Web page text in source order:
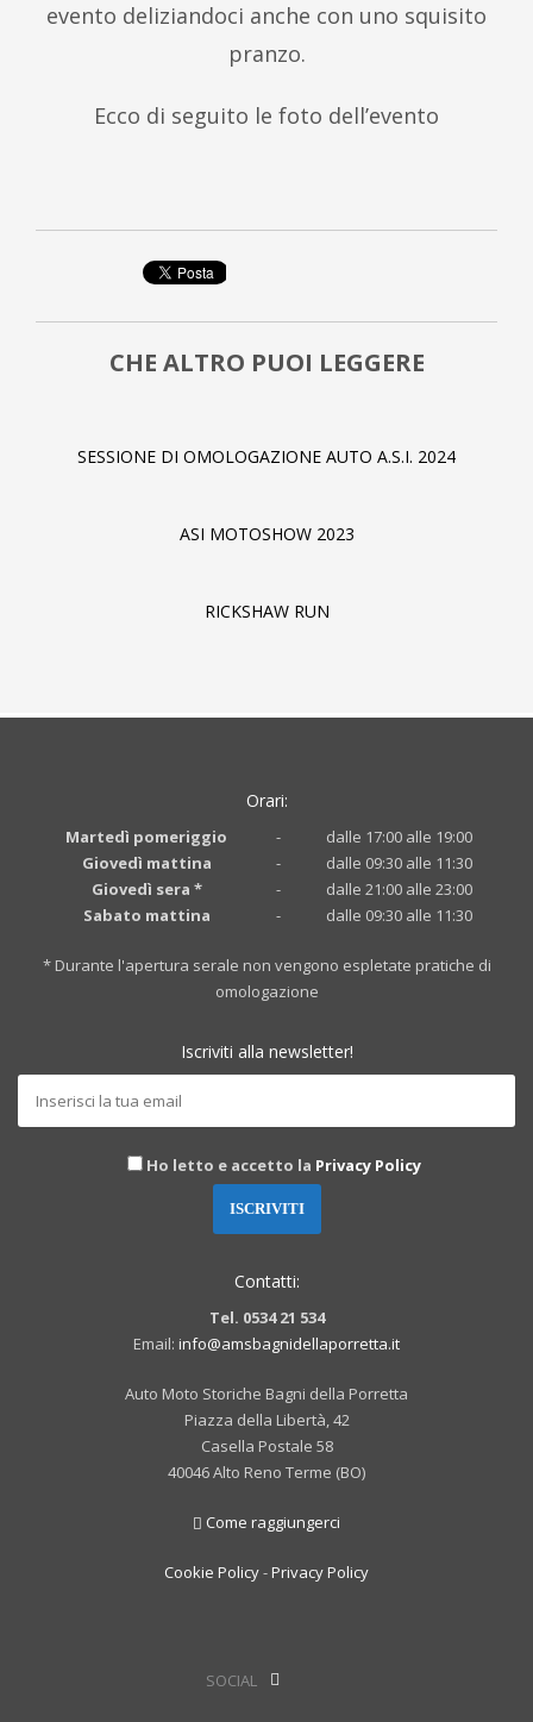
evento deliziandoci anche con uno squisito
pranzo.
Ecco di seguito le foto dell’evento
CHE ALTRO PUOI LEGGERE
SESSIONE DI OMOLOGAZIONE AUTO A.S.I. 2024
ASI MOTOSHOW 2023
RICKSHAW RUN
Orari:
Martedì pomeriggio -
dalle 17:00 alle 19:00
Giovedì mattina
-
dalle 09:30 alle 11:30
Giovedì sera *
-
dalle 21:00 alle 23:00
Sabato mattina
- dalle 09:30 alle 11:30
* Durante l'apertura serale non vengono espletate pratiche di
omologazione
Iscriviti alla newsletter!
Ho letto e accetto la Privacy Policy
Contatti:
Tel. 0534 21 534
Email: info@amsbagnidellaporretta.it
Auto Moto Storiche Bagni della Porretta
Piazza della Libertà, 42
Casella Postale 58
40046 Alto Reno Terme (BO)
Come raggiungerci
Cookie Policy-Privacy Policy
SOCIAL